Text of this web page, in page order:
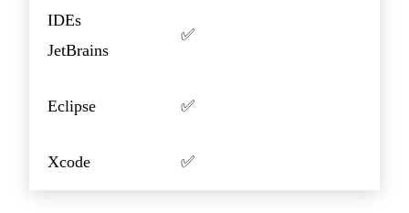
IDEs
JetBrains
✅
Eclipse ✅
Xcode ✅